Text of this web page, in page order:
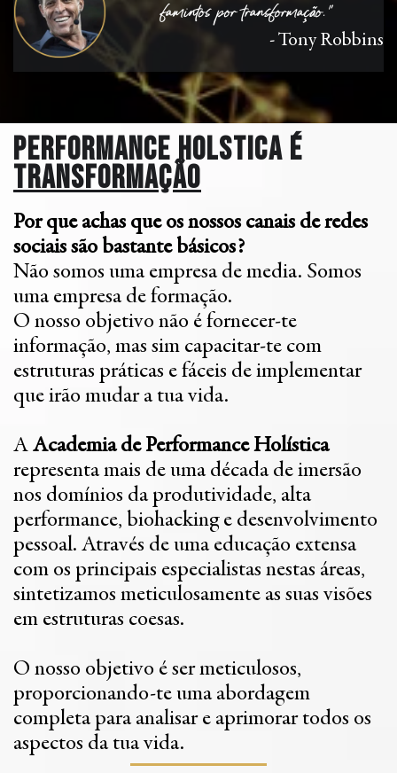
famintos por transformação."
- Tony Robbins
Performance Holstica é
transformação
Por que achas que os nossos canais de redes
sociais são bastante básicos?
Não somos uma empresa de media. Somos
uma empresa de formação.
O nosso objetivo não é fornecer-te
informação, mas sim capacitar-te com
estruturas práticas e fáceis de implementar
que irão mudar a tua vida.
A Academia de Performance Holística
representa mais de uma década de imersão
nos domínios da produtividade, alta
performance, biohacking e desenvolvimento
pessoal. Através de uma educação extensa
com os principais especialistas nestas áreas,
sintetizamos meticulosamente as suas visões
em estruturas coesas.
O nosso objetivo é ser meticulosos,
proporcionando-te uma abordagem
completa para analisar e aprimorar todos os
aspectos da tua vida.